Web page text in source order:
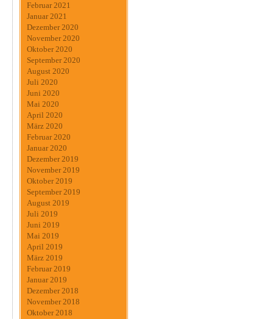
Februar 2021
Januar 2021
Dezember 2020
November 2020
Oktober 2020
September 2020
August 2020
Juli 2020
Juni 2020
Mai 2020
April 2020
März 2020
Februar 2020
Januar 2020
Dezember 2019
November 2019
Oktober 2019
September 2019
August 2019
Juli 2019
Juni 2019
Mai 2019
April 2019
März 2019
Februar 2019
Januar 2019
Dezember 2018
November 2018
Oktober 2018